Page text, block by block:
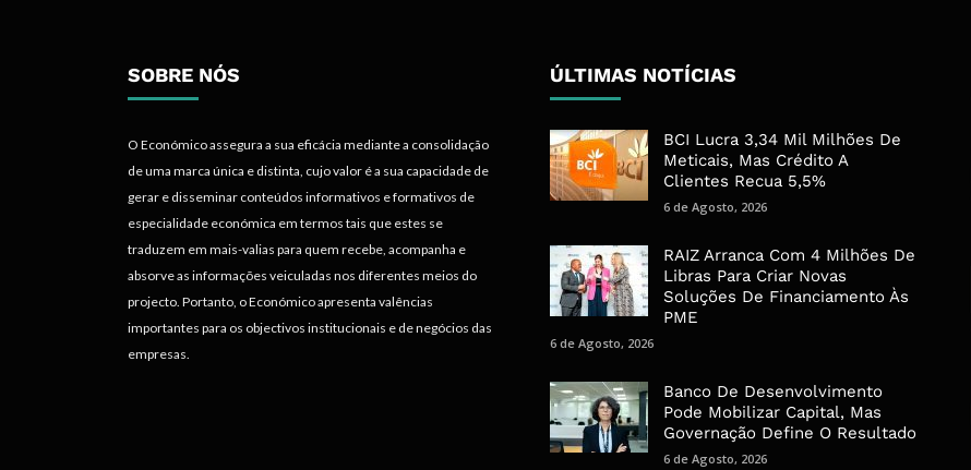
SOBRE NÓS
O Económico assegura a sua eficácia mediante a consolidação
de uma marca única e distinta, cujo valor é a sua capacidade de
gerar e disseminar conteúdos informativos e formativos de
especialidade económica em termos tais que estes se
traduzem em mais-valias para quem recebe, acompanha e
absorve as informações veiculadas nos diferentes meios do
projecto. Portanto, o Económico apresenta valências
importantes para os objectivos institucionais e de negócios das
empresas.
ÚLTIMAS NOTÍCIAS
BCI Lucra 3,34 Mil Milhões De
Meticais, Mas Crédito A
Clientes Recua 5,5%
6 de Agosto, 2026
RAIZ Arranca Com 4 Milhões De
Libras Para Criar Novas
Soluções De Financiamento Às
PME
6 de Agosto, 2026
Banco De Desenvolvimento
Pode Mobilizar Capital, Mas
Governação Define O Resultado
6 de Agosto, 2026